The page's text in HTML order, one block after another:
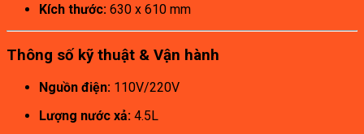
Kích thước: 630 x 610 mm
Thông số kỹ thuật & Vận hành
Nguồn điện: 110V/220V
Lượng nước xả: 4.5L